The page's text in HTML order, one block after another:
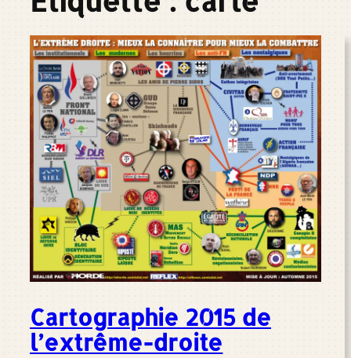
Cartographie 2015 de
l’extrême-droite